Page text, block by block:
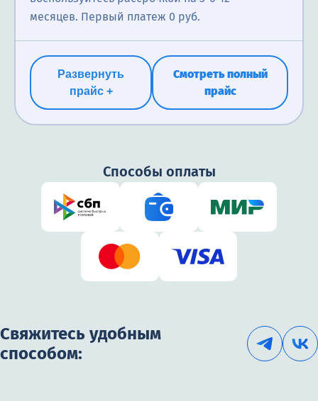
лечения. Включает анализ эффективности терапии,
обсуждение возникающих симптомов,
рекомендации по дальнейшему восстановлению, а
при необходимости — назначение дополнительных
обследований или смену тактики лечения.
месяцев. Первый платеж 0 руб.
Развернуть
прайс +
Смотреть полный
прайс
Способы оплаты
Свяжитесь удобным
способом: